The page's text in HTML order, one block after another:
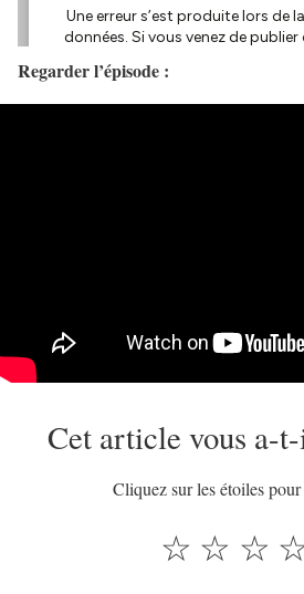
Regarder l’épisode :
Cet article vous a-
Cliquez sur les étoiles
☆
☆
☆